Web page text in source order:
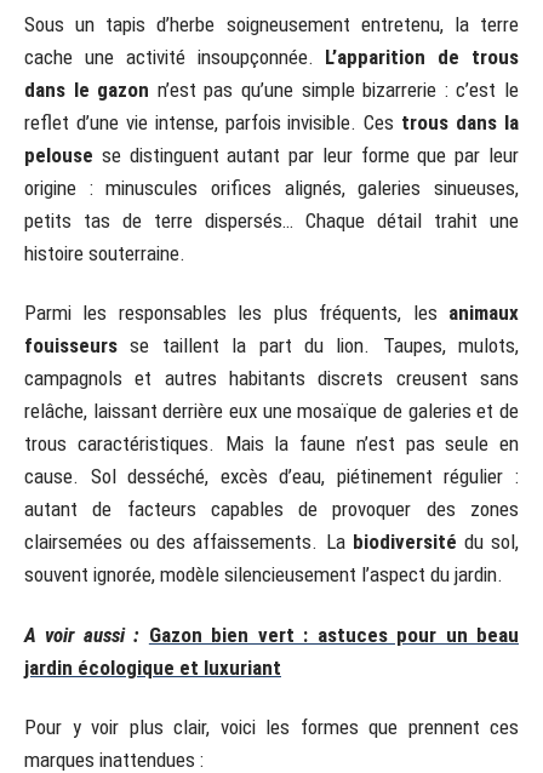
Sous un tapis d’herbe soigneusement entretenu, la terre
cache une activité insoupçonnée. L’apparition de trous
dans le gazon n’est pas qu’une simple bizarrerie : c’est le
reflet d’une vie intense, parfois invisible. Ces trous dans la
pelouse se distinguent autant par leur forme que par leur
origine : minuscules orifices alignés, galeries sinueuses,
petits tas de terre dispersés… Chaque détail trahit une
histoire souterraine.
Parmi les responsables les plus fréquents, les animaux
fouisseurs se taillent la part du lion. Taupes, mulots,
campagnols et autres habitants discrets creusent sans
relâche, laissant derrière eux une mosaïque de galeries et de
trous caractéristiques. Mais la faune n’est pas seule en
cause. Sol desséché, excès d’eau, piétinement régulier :
autant de facteurs capables de provoquer des zones
clairsemées ou des affaissements. La biodiversité du sol,
souvent ignorée, modèle silencieusement l’aspect du jardin.
A voir aussi : Gazon bien vert : astuces pour un beau
jardin écologique et luxuriant
Pour y voir plus clair, voici les formes que prennent ces
marques inattendues :